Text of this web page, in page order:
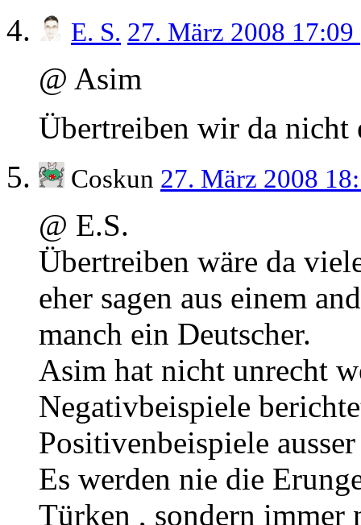
E. S. 27. März 2008 17:09
@ Asim
Übertreiben wir da nicht
Coskun 27. März 2008
@ E.S.
Übertreiben wäre da
eher sagen aus einem
manch ein Deutscher.
Asim hat nicht unrecht
Negativbeispiele
Positivenbeispiele
Es werden nie die
Türken , sondern immer